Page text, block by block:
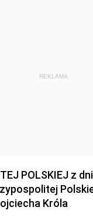
REKLAMA
POLSKIEJ z
Króla